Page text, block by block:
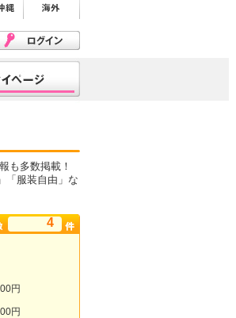
も多数掲載！
「服装自由」な
4
円
円